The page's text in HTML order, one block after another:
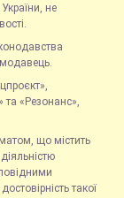
не
та «Резонанс»,
що містить
такої